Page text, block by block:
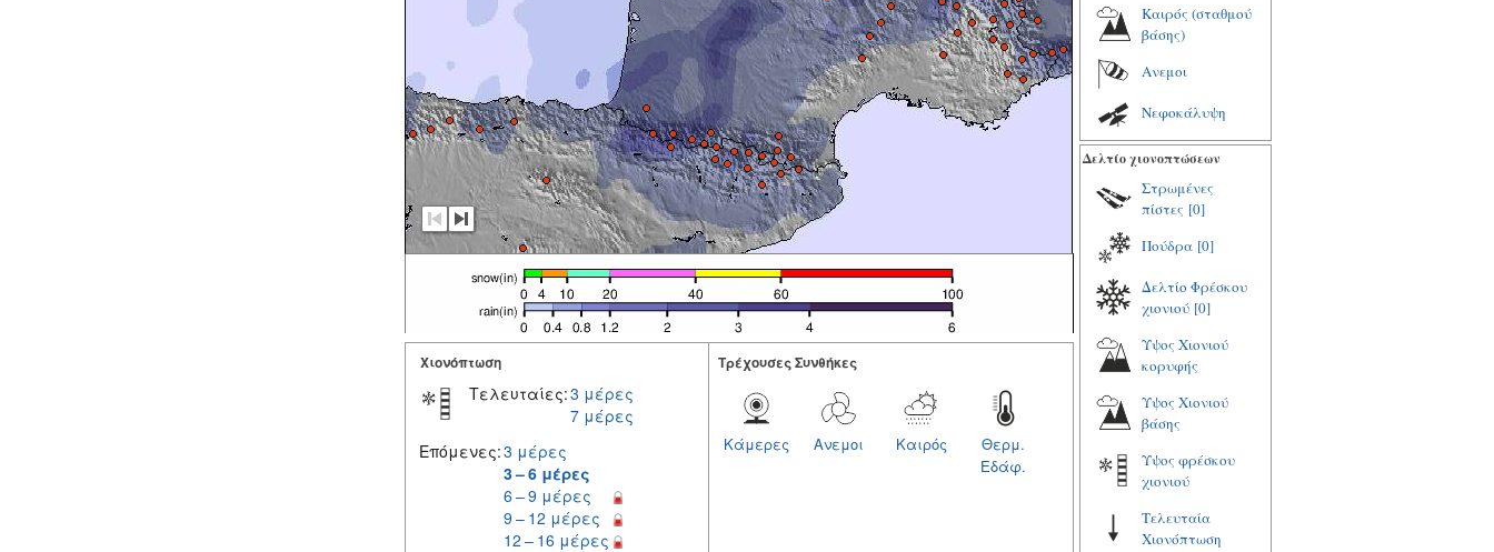
Χιονόπτωση
Τελευταίες:3 μέρες
7 μέρες
Επόμενες:3 μέρες
3 – 6 μέρες
6 – 9 μέρες
9 – 12 μέρες
12 – 16 μέρες
Tρέχουσες Συνθήκες
Θερμ.
Εδάφ.
Καιρός
Ανεμοι
Κάμερες
Καιρός (σταθμού
βάσης)
Ανεμοι
Νεφοκάλυψη
Δελτίο χιονοπτώσεων
Στρωμένες
πίστες [0]
Πούδρα [0]
Δελτίο Φρέσκου
χιονιού [0]
Υψος Χιονιού
κορυφής
Υψος Χιονιού
βάσης
Υψος φρέσκου
χιονιού
Τελευταία
Χιονόπτωση